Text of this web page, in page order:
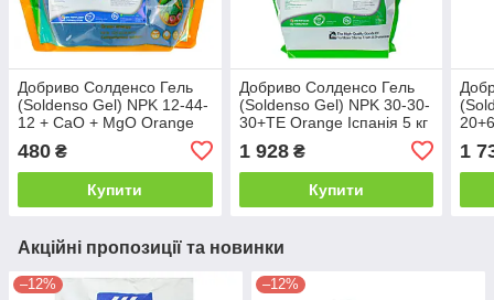
Добриво Солденсо Гель
(Soldenso Gel) NPK 12-44-
12 + CaO + MgO Orange
480 ₴
Купити
Добриво Солденсо Гель
(Soldenso Gel) NPK 30-30-
30+TE Orange Іспанія 5 кг
1 928₴
Купити
1
Акційні пропозиції та новинки
–12% –12%